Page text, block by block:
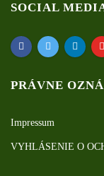
SOCIAL
PRÁVNE
Impressum
VYHLÁSENIE O